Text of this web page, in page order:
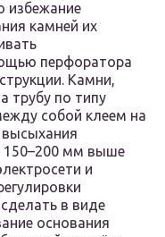
избежание
камней их
перфоратора
Камни,
трубу по типу
собой клеем на
высыхания
150–200 мм выше
и
в виде
основания